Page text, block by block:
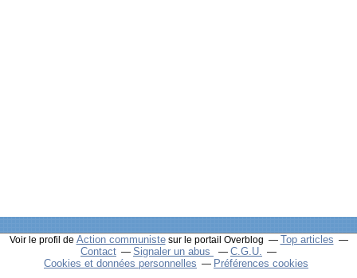
Voir le profil de Action communistesur le portail Overblog
Top articles
Contact
Signaler un abus
C.G.U.
Cookies et données personnelles
Préférences cookies